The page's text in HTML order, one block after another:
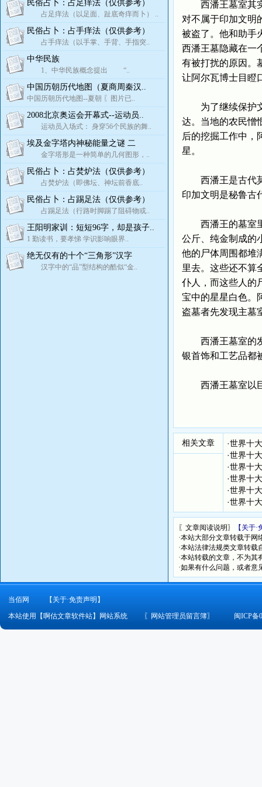
民俗占卜：占足痒法（仅供参考）
占足痒法（以足面、趾底奇痒而卜） ..
民俗占卜：占手痒法（仅供参考）
占手痒法（以手掌、手背、手指突..
中华民族
1、中华民族概念提出 “..
中国历朝历代地图（夏商周秦汉..
中国历朝历代地图--夏朝 〖图片已..
2008北京奥运会开幕式--运动员..
运动员入场式： 身穿56个民族的舞..
埃及金字塔内神秘能量之谜 二
金字塔形是一种简单的几何图形，..
民俗占卜：占焚炉法（仅供参考）
占焚炉法（即佛坛、神坛前香底..
民俗占卜：占踢足法（仅供参考）
占踢足法（行路时脚踢了阻碍物或..
王阳明家训：短短96字，却是孩子..
1 勤读书，要孝悌 学识影响眼界..
绝无仅有的十个“三角形”汉字
汉字中的“品”型结构的酷似“金..
西潘王墓室其实
对不属于印加文明
被盗了。他和助手
西潘王墓隐藏在一
有被打扰的原因。
让阿尔瓦博士目瞪
为了继续保护文
达。当地的农民憎
后的挖掘工作中，
星。
西潘王是古代莫
印加文明是秘鲁古
西潘王的墓室里
公斤、纯金制成的
他的尸体周围都堆
里去。这些还不算
仆人，而这些人的
宝中的星星白色。
盗墓者先发现主墓
西潘王墓室的发
银首饰和工艺品都
西潘王墓室以巨
相关文章 ·世界十
·世界十
·世界十
·世界十
·世界十
·世界十
〖文章阅读说明〗
【关于
·本站大部分文章转载于
·本站法律法规类文章转
·本站转载的文章，不为
·如果有什么问题，或者意
当佰网
【关于·免责声明】
本站使用【啊估文章软件站】网站系统
〖 网站管理员留言簿〗 闽ICP备